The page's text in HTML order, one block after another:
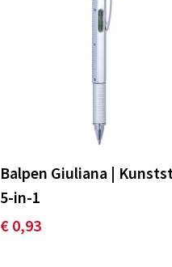
Balpen Giuliana |
5-in-1
€ 0,93